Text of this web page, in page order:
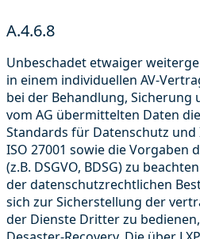
A.4.6.8
Unbeschadet etwaiger
in einem individuellen AV-
bei der Behandlung, Sicherung
vom AG übermittelten Daten
Standards für Datenschutz und
ISO 27001 sowie die Vorgaben
(z.B. DSGVO, BDSG) zu
der datenschutzrechtlichen
sich zur Sicherstellung der
der Dienste Dritter zu